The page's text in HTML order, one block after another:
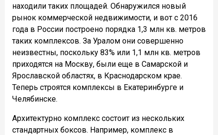
находили таких площадей. Обнаружился новый
рынок коммерческой недвижимости, и вот с 2016
года в России построено порядка 1,3 млн кв. метров
таких комплексов. За Уралом они совершенно
неизвестны, поскольку 83% или 1,1 млн кв. метров
приходятся на Москву, были еще в Самарской и
Ярославской областях, в Краснодарском крае.
Теперь строятся комплексы в Екатеринбурге и
Челябинске.
Архитектурно комплекс состоит из нескольких
стандартных боксов. Например, комплекс в